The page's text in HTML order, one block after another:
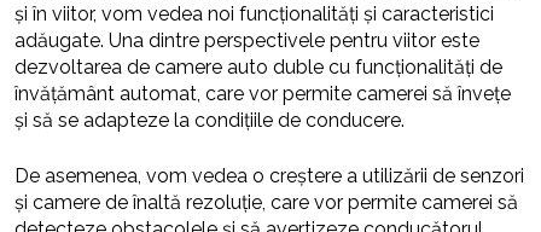
și în viitor, vom vedea noi funcționalități și caracteristici
adăugate. Una dintre perspectivele pentru viitor este
dezvoltarea de camere auto duble cu funcționalități de
învățământ automat, care vor permite camerei să învețe
și să se adapteze la condițiile de conducere.
De asemenea, vom vedea o creștere a utilizării de senzori
și camere de înaltă rezoluție, care vor permite camerei să